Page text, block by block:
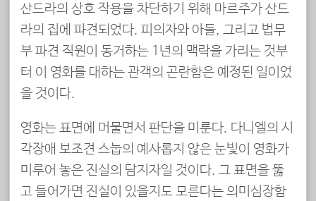
산드라의 상호 작용을 차단하기 위해 마르주가 산드
라의 집에 파견되었다. 피의자와 아들, 그리고 법무
부 파견 직원이 동거하는 1년의 맥락을 가리는 것부
터 이 영화를 대하는 관객의 곤란함은 예정된 일이었
을 것이다.
영화는 표면에 머물면서 판단을 미룬다. 다니엘의 시
각장애 보조견 스눕의 예사롭지 않은 눈빛이 영화가
미루어 놓은 진실의 담지자일 것이다. 그 표면을 뚫
고 들어가면 진실이 있을지도 모른다는 의미심장함